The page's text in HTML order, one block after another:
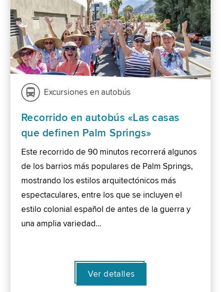
Excursiones en autobús
Recorrido en autobús «Las casas
que definen Palm Springs»
Este recorrido de 90 minutos recorrerá algunos
de los barrios más populares de Palm Springs,
mostrando los estilos arquitectónicos más
espectaculares, entre los que se incluyen el
estilo colonial español de antes de la guerra y
una amplia variedad…
Ver detalles